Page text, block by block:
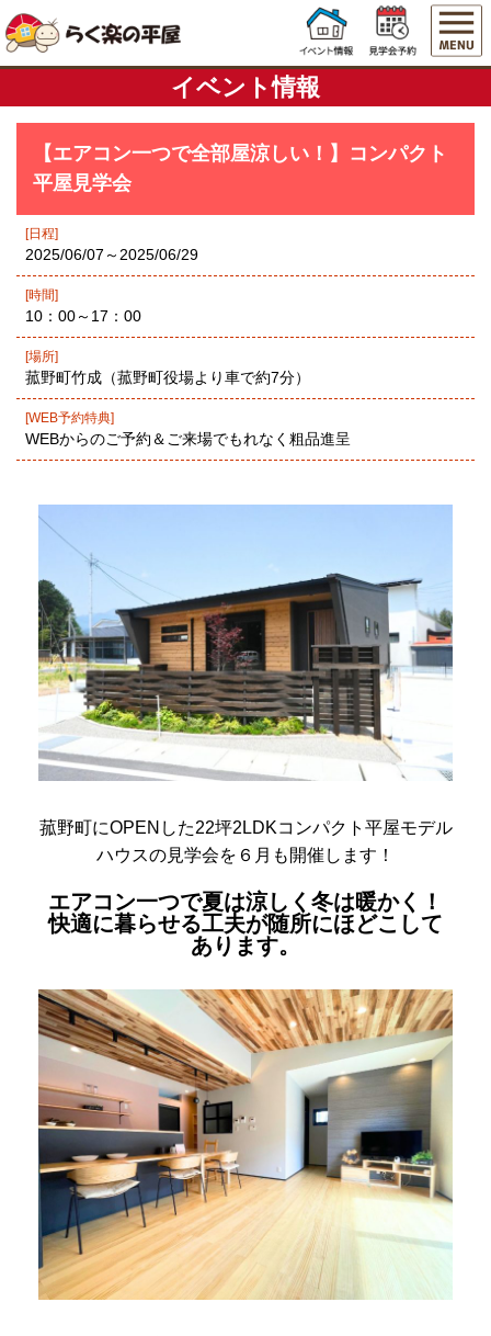
イベント情報
【エアコン一つで全部屋涼しい！】コンパクト
平屋見学会
[日程]
2025/06/07～2025/06/29
[時間]
10：00～17：00
[場所]
菰野町竹成（菰野町役場より車で約7分）
[WEB予約特典]
WEBからのご予約＆ご来場でもれなく粗品進呈
菰野町にOPENした22坪2LDKコンパクト平屋モデル
ハウスの見学会を６月も開催します！
エアコン一つで夏は涼しく 冬は暖かく
！
快適に暮らせる工夫が随所にほどこして
あります。